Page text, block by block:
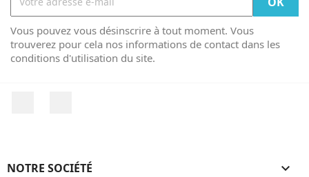
Vous pouvez vous désinscrire à tout moment. Vous
trouverez pour cela nos informations de contact dans les
conditions d'utilisation du site.
NOTRE SOCIÉTÉ 